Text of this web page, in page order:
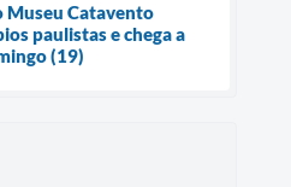
Museu Catavento
paulistas e chega a
(19)